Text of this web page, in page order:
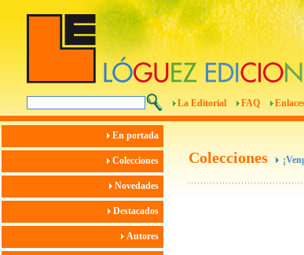
La Editorial FAQ
En portada
Colecciones
Novedades
Destacados
Autores
Colecciones